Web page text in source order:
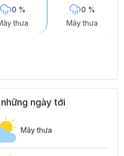
0 %
thưa
0 %
Mây thưa
ngày tới
Mây thưa